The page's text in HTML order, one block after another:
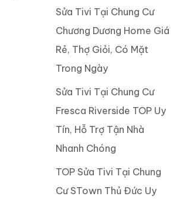
Sửa Tivi Tại Chung Cư
Chương Dương Home Giá
Rẻ, Thợ Giỏi, Có Mặt
Trong Ngày
Sửa Tivi Tại Chung Cư
Fresca Riverside TOP Uy
Tín, Hỗ Trợ Tận Nhà
Nhanh Chóng
TOP Sửa Tivi Tại Chung
Cư STown Thủ Đức Uy